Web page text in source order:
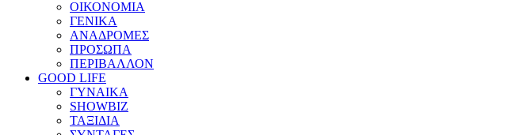
ΟΙΚΟΝΟΜΙΑ
ΓΕΝΙΚΑ
ΑΝΑΔΡΟΜΕΣ
ΠΡΟΣΩΠΑ
ΠΕΡΙΒΑΛΛΟΝ
GOOD LIFE
ΓΥΝΑΙΚΑ
SHOWBIZ
ΤΑΞΙΔΙΑ